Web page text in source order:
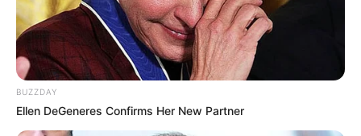
Câmara dos Deputados: anuênios, triênios,
quinquênios, sexta-parte e licenças-prêmio
entram no debate.
passo a passo para conseguir o benefício.
BUZZDAY
Ellen DeGeneres Confirms Her New Partner